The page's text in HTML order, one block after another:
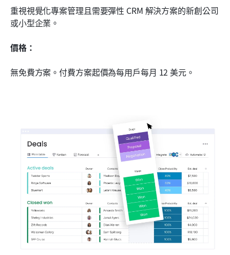
重視視覺化專案管理且需要彈性 CRM 解決方案的新創公司
或小型企業。
價格：
無免費方案。付費方案起價為每用戶每月 12 美元。